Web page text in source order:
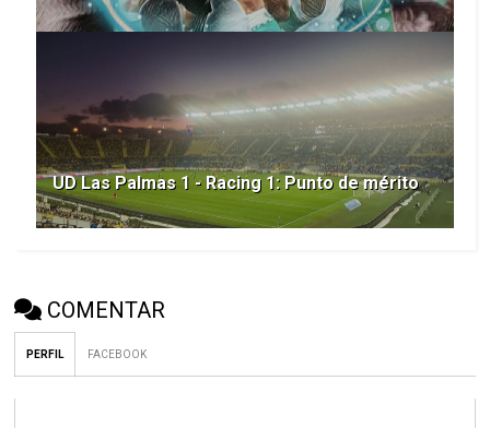
UD Las Palmas 1 - Racing 1: Punto de mérito
COMENTAR
PERFIL FACEBOOK